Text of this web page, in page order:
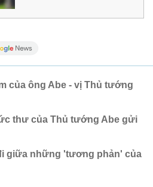
của ông Abe - vị Thủ tướng
thư của Thủ tướng Abe gửi
giữa những 'tương phản' của